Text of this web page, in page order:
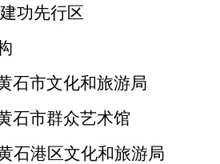
建功先行区
石市文化和旅游局
石市群众艺术馆
石港区文化和旅游局